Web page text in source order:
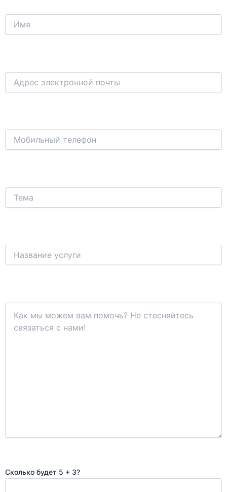
Сколько будет 5 + 3?